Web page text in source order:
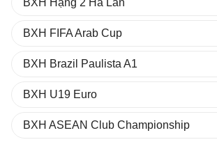
BXH Hạng 2 Hà Lan
BXH FIFA Arab Cup
BXH Brazil Paulista A1
BXH U19 Euro
BXH ASEAN Club Championship